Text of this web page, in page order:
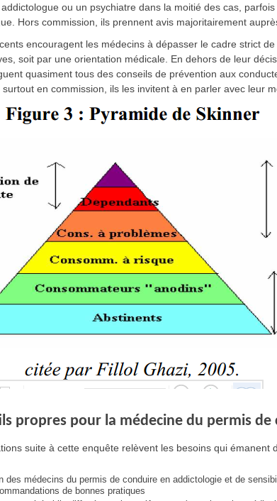
ou un psychiatre dans la moitié des cas,
Hors commission, ils prennent avis majoritairement
encouragent les médecins à dépasser le cadre strict de
soit par une orientation médicale. En dehors de leur
quasiment tous des conseils de prévention aux
surtout en commission, ils les invitent à en parler avec leur
propres pour la médecine du permis de
suite à cette enquête relèvent les besoins qui émanent
des médecins du permis de conduire en addictologie et de
de bonnes pratiques